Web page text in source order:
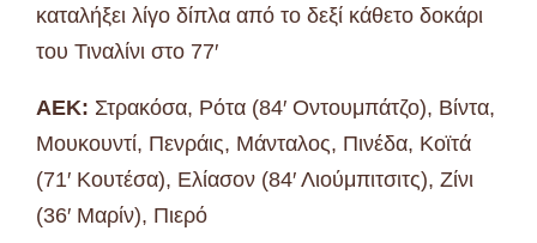
καταλήξει λίγο δίπλα από το δεξί κάθετο δοκάρι
του Τιναλίνι στο 77′
ΑΕΚ: Στρακόσα, Ρότα (84′ Οντουμπάτζο), Βίντα,
Μουκουντί, Πενράις, Μάνταλος, Πινέδα, Κοϊτά
(71′ Κουτέσα), Ελίασον (84′ Λιούμπιτσιτς), Ζίνι
(36′ Μαρίν), Πιερό